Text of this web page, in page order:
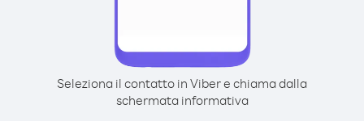
Seleziona il contatto in Viber e chiama dalla
schermata informativa